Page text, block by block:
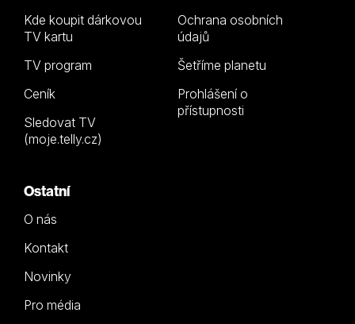
Kde koupit dárkovou
TV kartu
TV program
Ceník
Sledovat TV
(moje.telly.cz)
Ochrana osobních
údajů
Šetříme planetu
Prohlášení o
přístupnosti
Ostatní
O nás
Kontakt
Novinky
Pro média